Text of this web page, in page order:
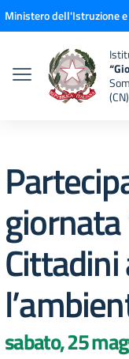
Vai ai contenuti
Vai al menu di
Vai al footer
Ministero dell'Istruzione
(CN)
giornata
sabato, 25